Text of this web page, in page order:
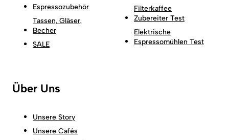
Espressozubehör
Tassen, Gläser,
Becher
SALE
Filterkaffee
Zubereiter Test
Elektrische
Espressomühlen Test
Über Uns
Unsere Story
Unsere Cafés